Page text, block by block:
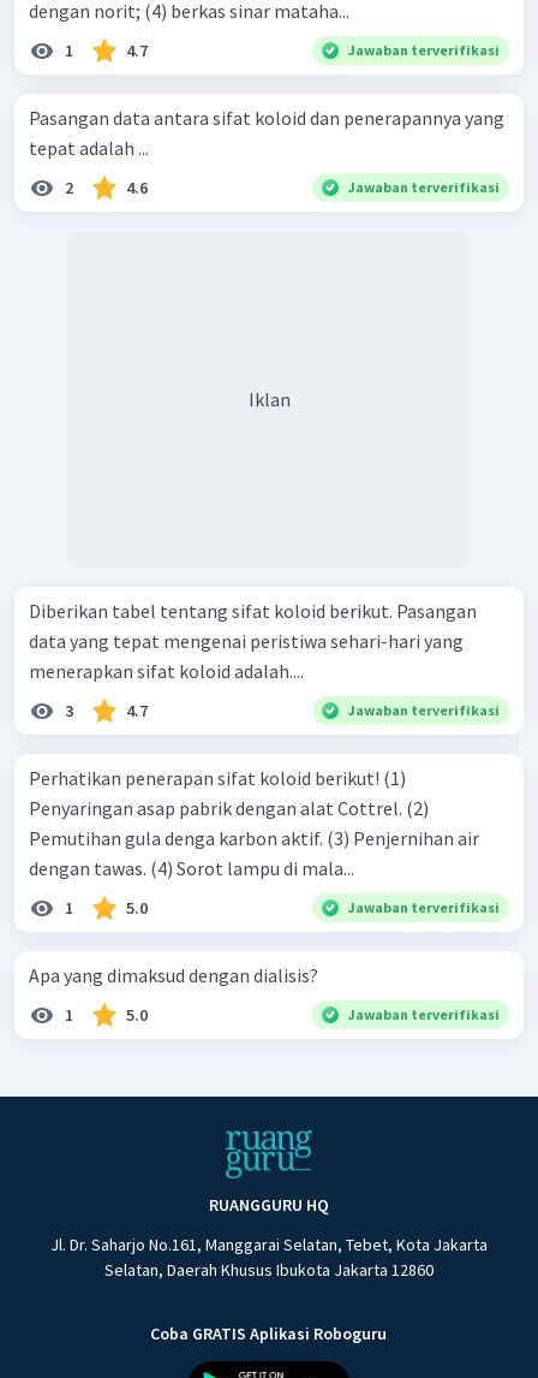
dengan norit; (4) berkas sinar mataha...
1 4.7 Jawaban terverifikasi
Pasangan data antara sifat koloid dan penerapannya yang
tepat adalah ...
2 4.6 Jawaban terverifikasi
Iklan
Diberikan tabel tentang sifat koloid berikut. Pasangan
data yang tepat mengenai peristiwa sehari-hari yang
menerapkan sifat koloid adalah....
3 4.7 Jawaban terverifikasi
Perhatikan penerapan sifat koloid berikut! (1)
Penyaringan asap pabrik dengan alat Cottrel. (2)
Pemutihan gula denga karbon aktif. (3) Penjernihan air
dengan tawas. (4) Sorot lampu di mala...
1 5.0 Jawaban terverifikasi
Apa yang dimaksud dengan dialisis?
1 5.0 Jawaban terverifikasi
RUANGGURU HQ
Jl. Dr. Saharjo No.161, Manggarai Selatan, Tebet, Kota Jakarta
Selatan, Daerah Khusus Ibukota Jakarta 12860
Coba GRATIS Aplikasi Roboguru